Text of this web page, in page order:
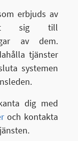
erbjuds av
sig till
av dem.
tjänster
systemen
dig med
och kontakta